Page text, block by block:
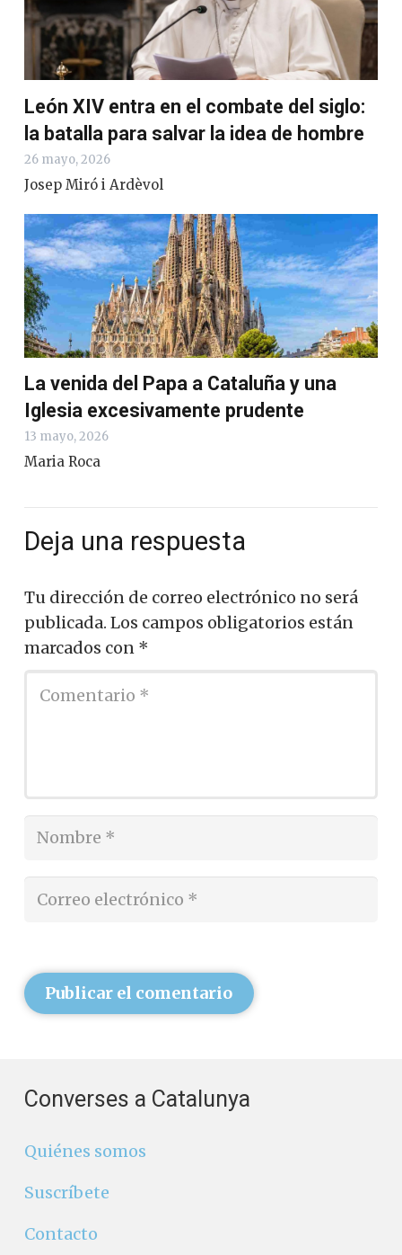
León XIV entra en el combate del siglo:
la batalla para salvar la idea de hombre
26 mayo, 2026
Josep Miró i Ardèvol
La venida del Papa a Cataluña y una
Iglesia excesivamente prudente
13 mayo, 2026
Maria Roca
Deja una respuesta
Tu dirección de correo electrónico no será
publicada. Los campos obligatorios están
marcados con *
Publicar el comentario
Converses a Catalunya
Quiénes somos
Suscríbete
Contacto